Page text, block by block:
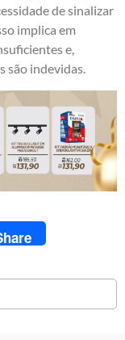
de sinalizar
implica em
e,
são indevidas.